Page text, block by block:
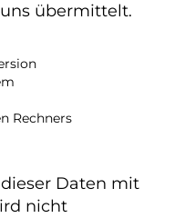
übermittelt.
Rechners
Daten mit
nicht